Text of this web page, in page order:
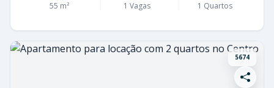
55 m² 1 Vagas 1 Quartos
5674